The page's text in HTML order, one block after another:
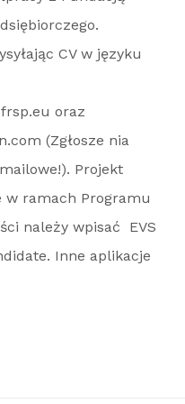
CV w języku
oraz
(Zgłosze nia
Projekt
ramach Programu
należy wpisać EVS
Inne aplikacje